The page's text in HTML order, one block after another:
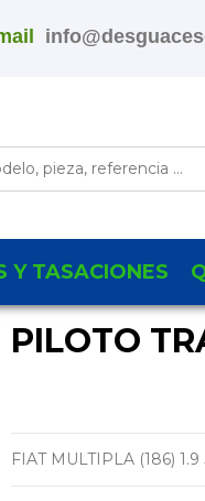
Y TASACIONES
PILOTO
FIAT MULTIPLA (186)